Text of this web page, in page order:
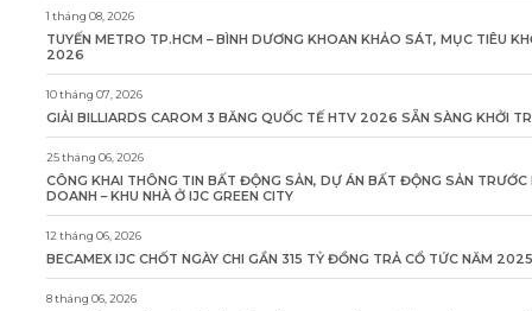
1 tháng 08, 2026
TUYẾN METRO TP.HCM – BÌNH DƯƠNG KHOAN KHẢO SÁT, MỤC TIÊU
2026
10 tháng 07, 2026
GIẢI BILLIARDS CAROM 3 BĂNG QUỐC TẾ HTV 2026 SẴN SÀNG KHỞI
25 tháng 06, 2026
CÔNG KHAI THÔNG TIN BẤT ĐỘNG SẢN, DỰ ÁN BẤT ĐỘNG SẢN
DOANH – KHU NHÀ Ở IJC GREEN CITY
12 tháng 06, 2026
BECAMEX IJC CHỐT NGÀY CHI GẦN 315 TỶ ĐỒNG TRẢ CỔ TỨC NĂM 2025
8 tháng 06, 2026